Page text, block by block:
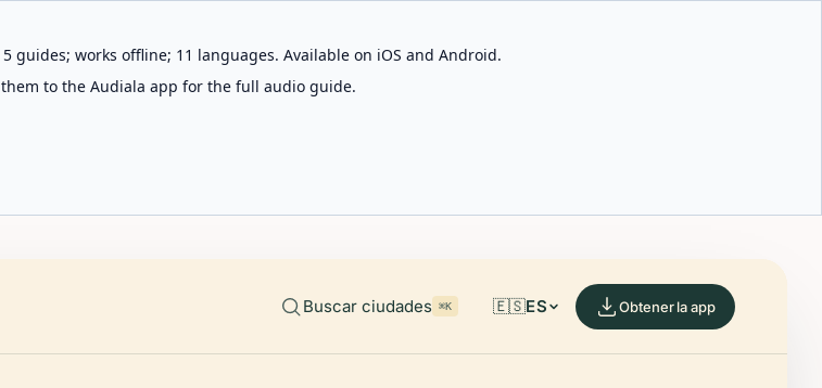
guides; works offline; 11 languages. Available on iOS and Android.
to the Audiala app for the full audio guide.
Buscar ciudades ⌘K 🇪🇸ES Obtener la app